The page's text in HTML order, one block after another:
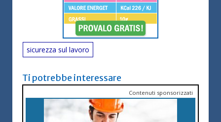
sicurezza sul lavoro
Ti potrebbe interessare
Contenuti sponsorizzati